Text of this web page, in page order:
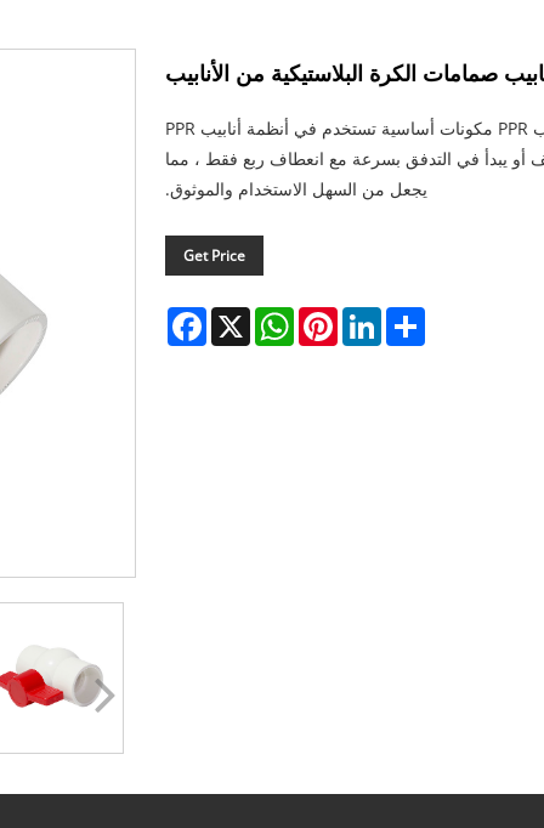
صمامات الكرة البلاستيكية من الأنابيب
تعد صمامات الكرة البلاستيكية لـ Eastboom® PPR أنابيب PPR مكونات أساسية تستخدم في أنظمة أنابيب PPR
يبدأ في التدفق بسرعة مع انعطاف ربع فقط ، مما
يجعل من السهل الاستخدام والموثوق.
Get Price
Facebook X
WhatsAppPinterestLinkedInShare